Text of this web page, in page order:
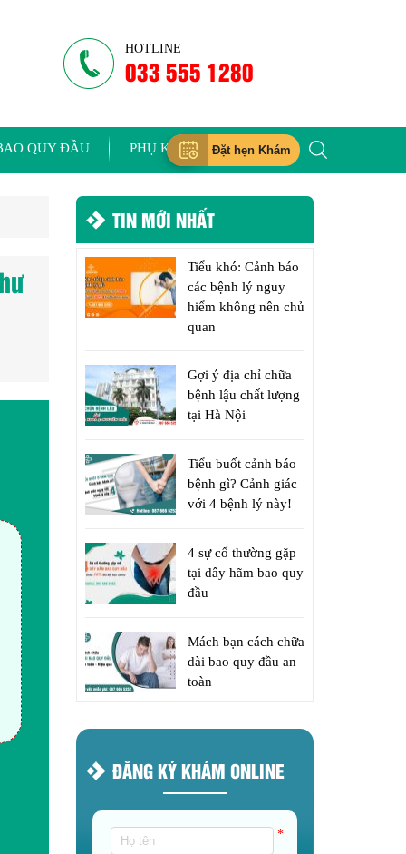
HOTLINE
033 555 1280
QUY ĐẦU PHỤ KHOA Đặt hẹn Khám
TIN MỚI NHẤT
Tiểu khó: Cảnh báo
các bệnh lý nguy
hiểm không nên chủ
quan
Gợi ý địa chỉ chữa
bệnh lậu chất lượng
tại Hà Nội
Tiểu buốt cảnh báo
bệnh gì? Cảnh giác
với 4 bệnh lý này!
4 sự cố thường gặp
tại dây hãm bao quy
đầu
Mách bạn cách chữa
dài bao quy đầu an
toàn
ĐĂNG KÝ KHÁM ONLINE
*